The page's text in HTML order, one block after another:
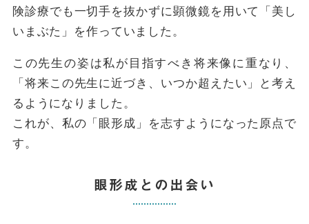
険診療でも一切手を抜かずに顕微鏡を用いて「美し
いまぶた」を作っていました。
この先生の姿は私が目指すべき将来像に重なり、
「将来この先生に近づき、いつか超えたい」と考え
るようになりました。
これが、私の「眼形成」を志すようになった原点で
す。
眼形成との出会い